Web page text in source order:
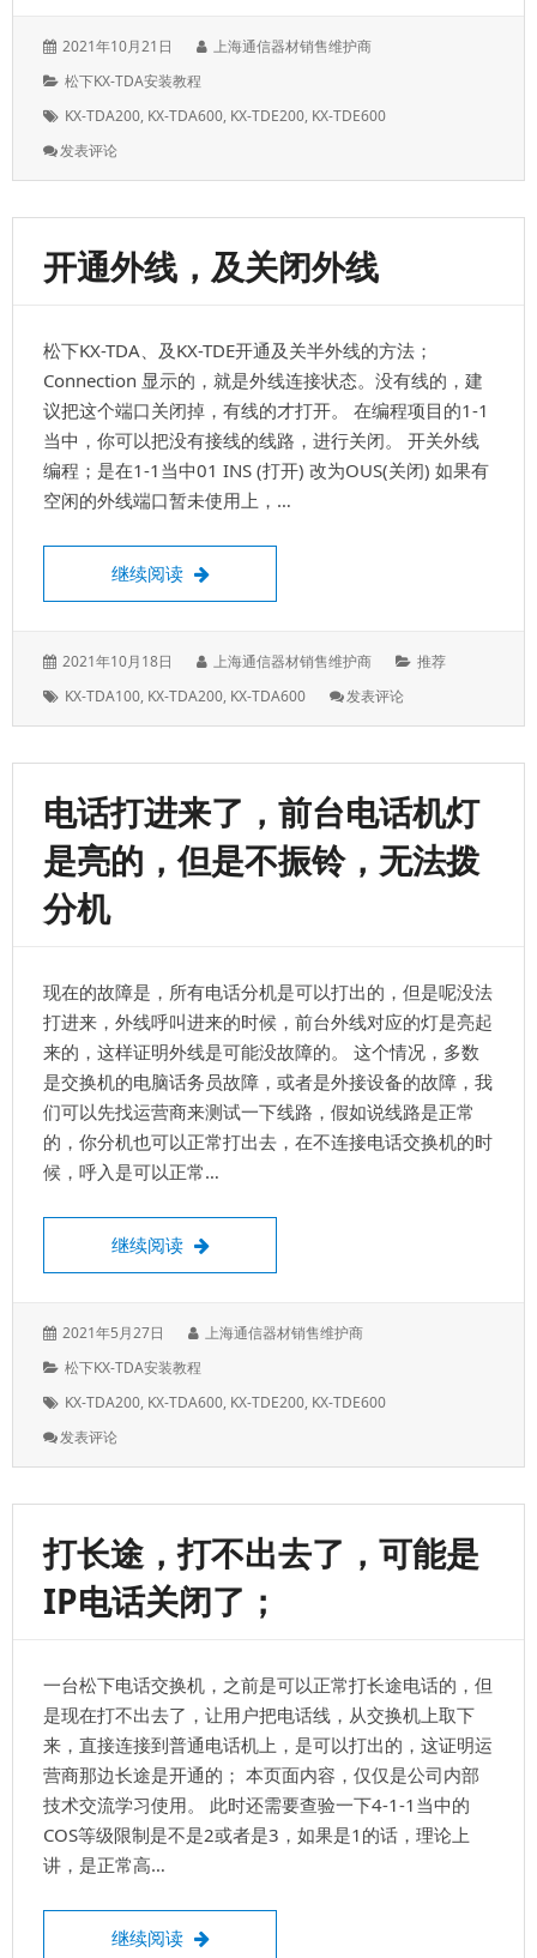
发
于：
2021年10月21日
作
上海通信器材销售维护商
分
松下KX-TDA安装教程
标
KX-TDA200, KX-TDA600, KX-TDE200, KX-TDE600
发表评论: 打
出
线，
或
定
时
断
线，
是
什
么
原
开通外线，及关闭外线
松下KX-TDA、及KX-TDE开通及关半外线的方法；
Connection 显示的，就是外线连接状态。没有线的，建
议把这个端口关闭掉，有线的才打开。 在编程项目的1-1
当中，你可以把没有接线的线路，进行关闭。 开关外线
编程；是在1-1当中01 INS (打开) 改为OUS(关闭) 如果有
空闲的外线端口暂未使用上，…
继续阅读 开通外线，及关闭外线
发
于：
2021年10月18日
作
上海通信器材销售维护商
分
推荐
标
KX-TDA100, KX-TDA200, KX-TDA600 发表评论: 开
线，
关
闭
外
线
电话打进来了，前台电话机灯
是亮的，但是不振铃，无法拨
分机
现在的故障是，所有电话分机是可以打出的，但是呢没法
打进来，外线呼叫进来的时候，前台外线对应的灯是亮起
来的，这样证明外线是可能没故障的。 这个情况，多数
是交换机的电脑话务员故障，或者是外接设备的故障，我
们可以先找运营商来测试一下线路，假如说线路是正常
的，你分机也可以正常打出去，在不连接电话交换机的时
候，呼入是可以正常…
继续阅读 电话打进来了，前台电话机灯是亮的，但
发
于：
2021年5月27日
作
上海通信器材销售维护商
分
松下KX-TDA安装教程
标
KX-TDA200, KX-TDA600, KX-TDE200, KX-TDE600
发表评论: 电
进
了，
前
台
电
灯
是
的，
但
是
不
振
铃，
法
拨
打长途，打不出去了，可能是
IP电话关闭了；
一台松下电话交换机，之前是可以正常打长途电话的，但
是现在打不出去了，让用户把电话线，从交换机上取下
来，直接连接到普通电话机上，是可以打出的，这证明运
营商那边长途是开通的； 本页面内容，仅仅是公司内部
技术交流学习使用。 此时还需要查验一下4-1-1当中的
COS等级限制是不是2或者是3，如果是1的话，理论上
讲，是正常高…
继续阅读 打长途，打不出去了，可能是IP电话关闭了